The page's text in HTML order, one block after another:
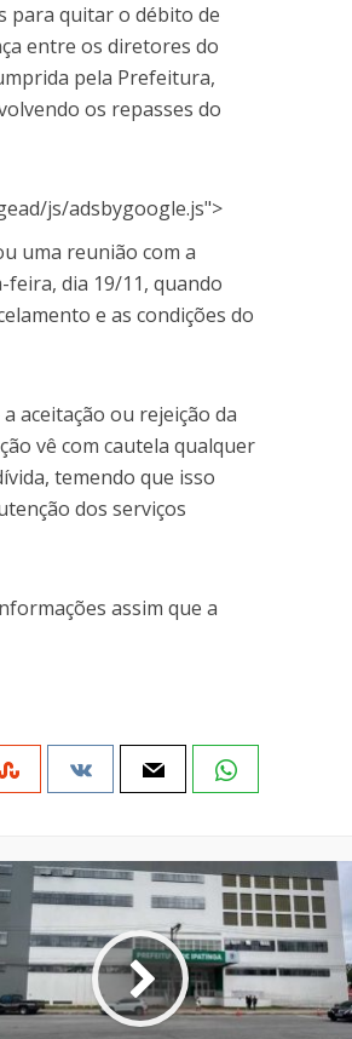
para quitar o débito de
entre os diretores do
pela Prefeitura,
os repasses do
js/adsbygoogle.js">
uma reunião com a
dia 19/11, quando
e as condições do
aceitação ou rejeição da
vê com cautela qualquer
temendo que isso
dos serviços
assim que a